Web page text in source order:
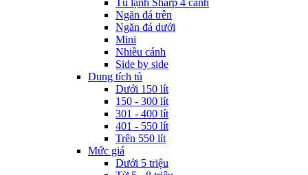
Ngăn đá trên
Ngăn đá dưới
Mini
Nhiều cánh
Side by side
Dung tích tủ
Dưới 150 lít
150 - 300 lít
301 - 400 lít
401 - 550 lít
Trên 550 lít
Mức giá
Dưới 5 triệu